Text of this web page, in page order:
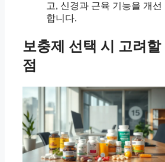
고, 신경과 근육 기능을 개선
합니다.
보충제 선택 시 고려할
점